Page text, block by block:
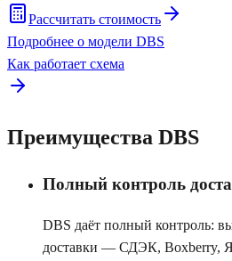
Рассчитать стоимость
Подробнее о модели DBS
Как работает схема
Преимущества DBS
Полный контроль
DBS даёт полный контроль:
доставки — СДЭК, Boxberry,